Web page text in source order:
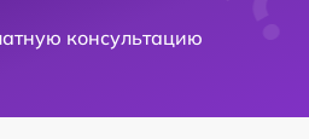
консультацию